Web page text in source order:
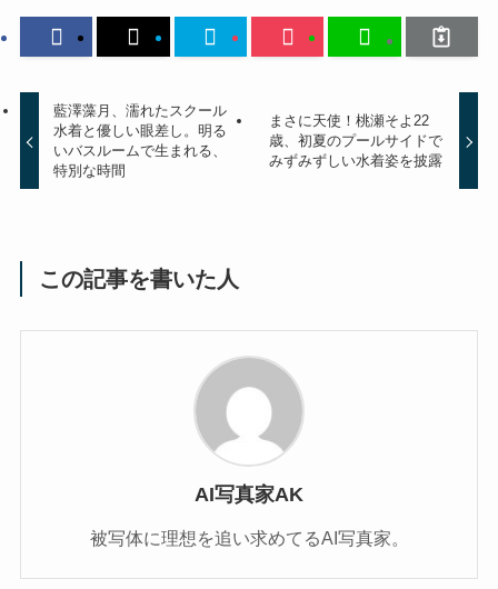
藍澤藻月、濡れたスクール
水着と優しい眼差し。明る
いバスルームで生まれる、
特別な時間
まさに天使！桃瀬そよ22
歳、初夏のプールサイドで
みずみずしい水着姿を披露
この記事を書いた人
AI写真家AK
被写体に理想を追い求めてるAI写真家。